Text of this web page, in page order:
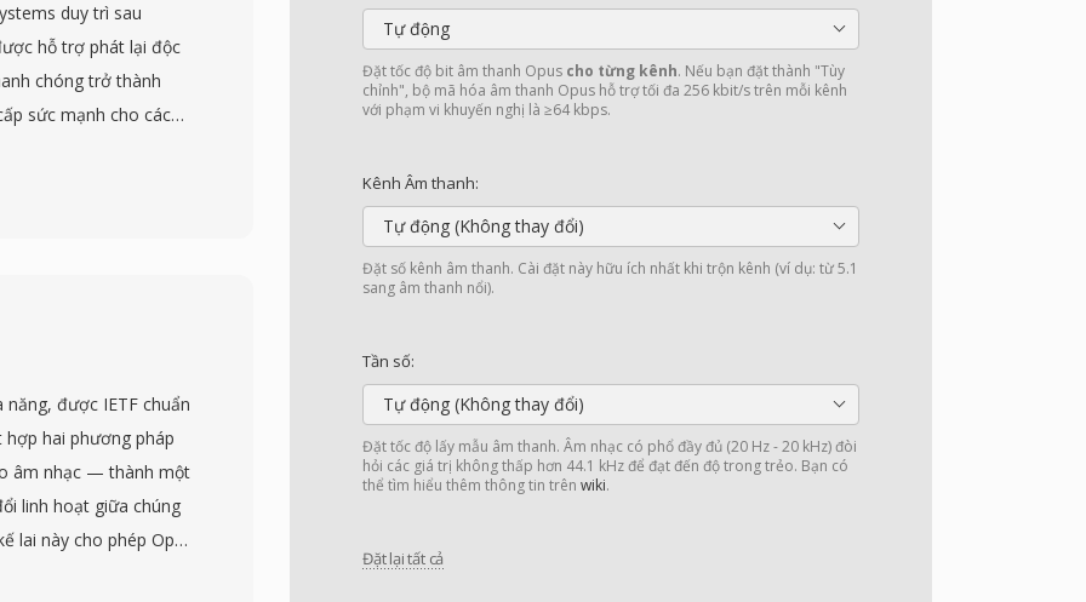
Tự động
Đặt tốc độ bit âm thanh Opus cho từng kênh. Nếu bạn đặt thành "Tùy
chỉnh", bộ mã hóa âm thanh Opus hỗ trợ tối đa 256 kbit/s trên mỗi kênh
với phạm vi khuyến nghị là ≥64 kbps.
Kênh Âm thanh:
Tự động (Không thay đổi)
Đặt số kênh âm thanh. Cài đặt này hữu ích nhất khi trộn kênh (ví dụ: từ 5.1
sang âm thanh nổi).
Tần số:
Tự động (Không thay đổi)
Đặt tốc độ lấy mẫu âm thanh. Âm nhạc có phổ đầy đủ (20 Hz - 20 kHz) đòi
hỏi các giá trị không thấp hơn 44.1 kHz để đạt đến độ trong trẻo. Bạn có
thể tìm hiểu thêm thông tin trên wiki.
Đặt lại tất cả
duy trì sau
hỗ trợ phát lại độc
chóng trở thành
sức mạnh cho các
cuối những năm
nơi, giải quyết vấn đề
là các gói dữ liệu
nhanh và tải xuống
nhúng với các điểm
điều hướng chương
trực tuyến từ một
một phương tiện
được IETF chuẩn
hợp hai phương pháp
âm nhạc — thành một
linh hoạt giữa chúng
lai này cho phép Opus
tình huống sử dụng: